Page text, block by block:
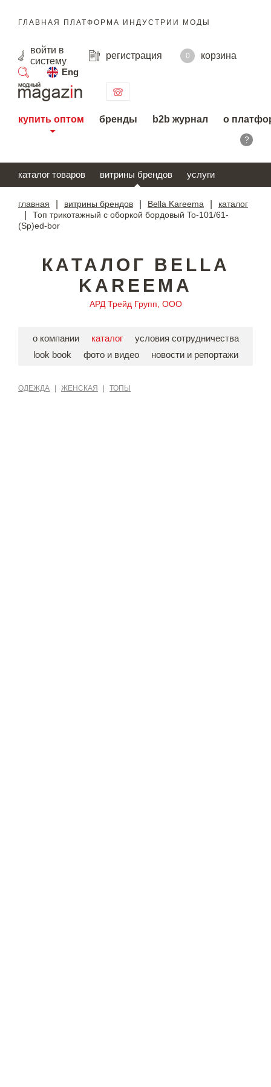
ГЛАВНАЯ ПЛАТФОРМА ИНДУСТРИИ МОДЫ
войти в
систему
регистрация 0
корзина
Eng
поиск
купить оптом бренды b2b журнал о
?
каталог товаров витрины брендов услуги
главная витрины брендов Bella Kareema каталог
Топ трикотажный с оборкой бордовый To-101/61-
(Sp)ed-bor
КАТАЛОГ BELLA
KAREEMA
АРД Трейд Групп, ООО
о компании каталог
условия сотрудничества
look book
фото и видео новости и репортажи
ОДЕЖДА ЖЕНСКАЯ ТОПЫ